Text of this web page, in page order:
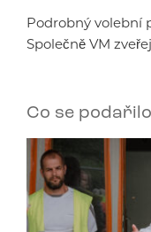
Podrobný volební
Společně VM
Co se